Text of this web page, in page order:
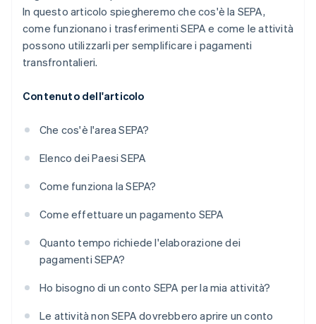
In questo articolo spiegheremo che cos'è la SEPA,
come funzionano i trasferimenti SEPA e come le attività
possono utilizzarli per semplificare i pagamenti
transfrontalieri.
Contenuto dell'articolo
Che cos'è l'area SEPA?
Elenco dei Paesi SEPA
Come funziona la SEPA?
Come effettuare un pagamento SEPA
Quanto tempo richiede l'elaborazione dei
pagamenti SEPA?
Ho bisogno di un conto SEPA per la mia attività?
Le attività non SEPA dovrebbero aprire un conto